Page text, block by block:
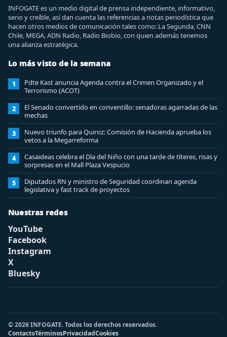
INFOGATE es un medio digital de prensa independiente, informativo,
serio y creíble, así dan cuenta las referencias a notas periodística que
hacen otros medios de comunicación tales como: La Segunda, CNN
Chile, MEGA, ADN Radio, Radio Biobio, con quien además tenemos
una alianza estratégica.
Lo más visto de la semana
1
Pdte Kast anuncia Agenda contra el Crimen Organizado y el
Terrorismo (ACOT)
2
El Senado convertido en conventillo: senadoras agarradas de las
mechas
3
Nuevo triunfo para Quiroz: Comisión de Hacienda aprueba los
vetos a la Megarreforma
4
Casaideas celebra el Día del Niño con una tarde de títeres, risas y
sorpresas en el Mall Plaza Vespucio
5
Diputados RN y ministro de Seguridad coordinan agenda
legislativa y fast track de proyectos
Nuestras redes
YouTube
Facebook
Instagram
X
Bluesky
© 2026 INFOGATE. Todos los derechos reservados.
ContactoTérminosPrivacidadCookies